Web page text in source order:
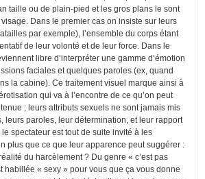
taille ou de plain-pied et les gros plans le sont
Dans le premier cas on insiste sur leurs
par exemple), l’ensemble du corps étant
de leur volonté et de leur force. Dans le
libre d’interpréter une gamme d’émotion
faciales et quelques paroles (ex, quand
la cabine). Ce traitement visuel marque ainsi à
qui va à l’encontre de ce qu’on peut
; leurs attributs sexuels ne sont jamais mis
leurs paroles, leur détermination, et leur rapport
spectateur est tout de suite invité à les
plus que ce que leur apparence peut suggérer :
du harcèlement ? Du genre « c’est pas
habillée « sexy » pour vous que ça vous donne